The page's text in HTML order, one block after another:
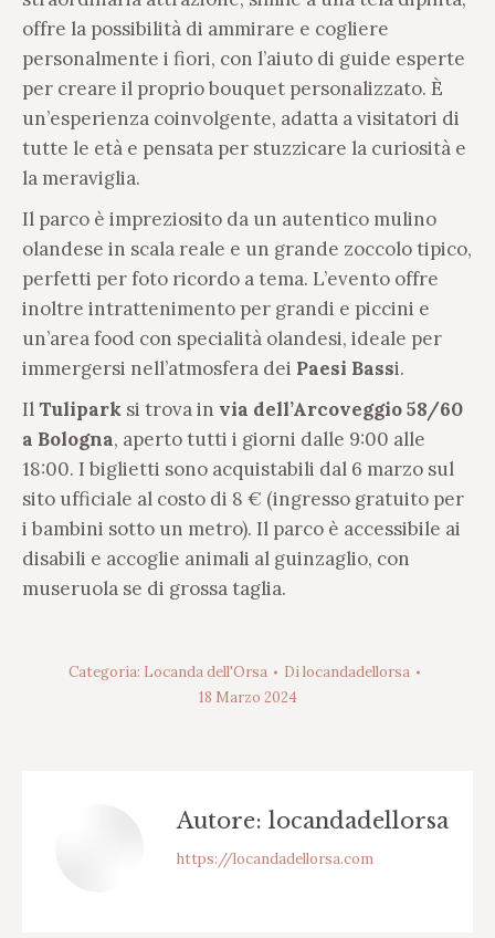
offre la possibilità di ammirare e cogliere
personalmente i fiori, con l’aiuto di guide esperte
per creare il proprio bouquet personalizzato. È
un’esperienza coinvolgente, adatta a visitatori di
tutte le età e pensata per stuzzicare la curiosità e
la meraviglia.
Il parco è impreziosito da un autentico mulino
olandese in scala reale e un grande zoccolo tipico,
perfetti per foto ricordo a tema. L’evento offre
inoltre intrattenimento per grandi e piccini e
un’area food con specialità olandesi, ideale per
immergersi nell’atmosfera dei Paesi Bassi.
Il Tulipark si trova in via dell’Arcoveggio 58/60
a Bologna, aperto tutti i giorni dalle 9:00 alle
18:00. I biglietti sono acquistabili dal 6 marzo sul
sito ufficiale al costo di 8 € (ingresso gratuito per
i bambini sotto un metro). Il parco è accessibile ai
disabili e accoglie animali al guinzaglio, con
museruola se di grossa taglia.
Categoria: Locanda dell'Orsa Dilocandadellorsa
18 Marzo 2024
Autore: locandadellorsa
https://locandadellorsa.com